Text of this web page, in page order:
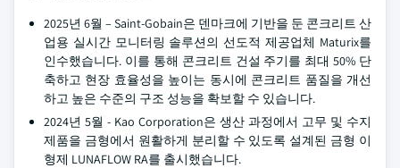
2025년 6월 – Saint-Gobain은 덴마크에 기반을 둔 콘크리트 산
업용 실시간 모니터링 솔루션의 선도적 제공업체 Maturix를
인수했습니다. 이를 통해 콘크리트 건설 주기를 최대 50% 단
축하고 현장 효율성을 높이는 동시에 콘크리트 품질을 개선
하고 높은 수준의 구조 성능을 확보할 수 있습니다.
2024년 5월 - Kao Corporation은 생산 과정에서 고무 및 수지
제품을 금형에서 원활하게 분리할 수 있도록 설계된 금형 이
형제 LUNAFLOW RA를 출시했습니다.